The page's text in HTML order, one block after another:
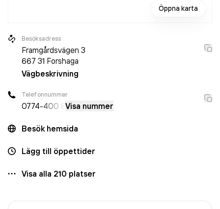
Öppna karta
Besöksadress
Framgårdsvägen 3
667 31 Forshaga
Vägbeskrivning
Telefonnummer
0774-400 8 Visa nummer
Besök hemsida
Lägg till öppettider
Visa alla 210 platser